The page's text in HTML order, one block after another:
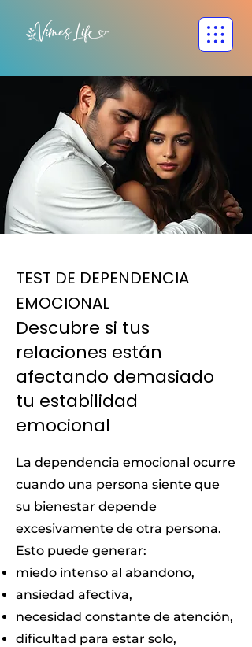
TEST DE DEPENDENCIA
EMOCIONAL
Descubre si tus
relaciones están
afectando demasiado
tu estabilidad
emocional
La dependencia emocional ocurre
cuando una persona siente que
su bienestar depende
excesivamente de otra persona.
Esto puede generar:
miedo intenso al abandono,
ansiedad afectiva,
necesidad constante de atención,
dificultad para estar solo,